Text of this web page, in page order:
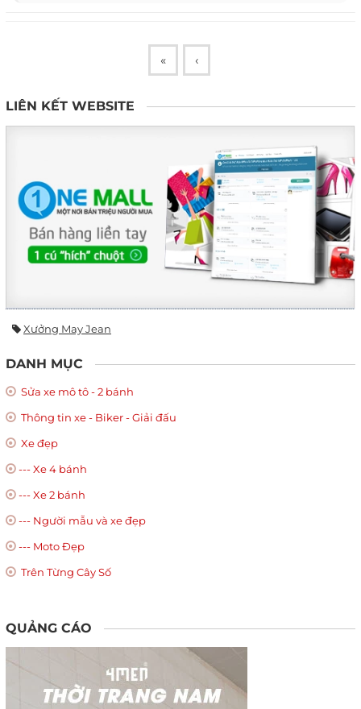
« ‹
LIÊN KẾT WEBSITE
Xưởng May Jean
DANH MỤC
Sửa xe mô tô - 2 bánh
Thông tin xe - Biker - Giải đấu
Xe đẹp
--- Xe 4 bánh
--- Xe 2 bánh
--- Người mẫu và xe đẹp
--- Moto Đẹp
Trên Từng Cây Số
QUẢNG CÁO